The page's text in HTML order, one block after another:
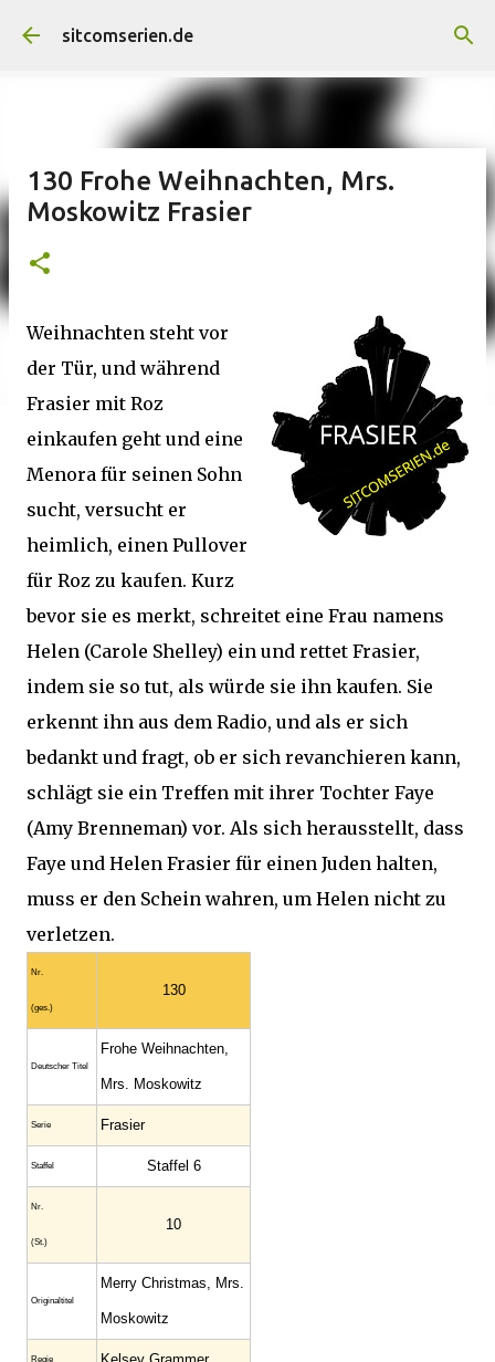
Direkt zum Hauptbereich
sitcomserien.de
130 Frohe Weihnachten, Mrs.
Moskowitz Frasier
Weihnachten steht vor
der Tür, und während
Frasier mit Roz
einkaufen geht und eine
Menora für seinen Sohn
sucht, versucht er
heimlich, einen Pullover
für Roz zu kaufen. Kurz
bevor sie es merkt, schreitet eine Frau namens
Helen (Carole Shelley) ein und rettet Frasier,
indem sie so tut, als würde sie ihn kaufen. Sie
erkennt ihn aus dem Radio, und als er sich
bedankt und fragt, ob er sich revanchieren kann,
schlägt sie ein Treffen mit ihrer Tochter Faye
(Amy Brenneman) vor. Als sich herausstellt, dass
Faye und Helen Frasier für einen Juden halten,
muss er den Schein wahren, um Helen nicht zu
verletzen.
Nr.
(ges.)
130
Deutscher Titel
Frohe Weihnachten,
Mrs. Moskowitz
Serie Frasier
Staffel Staffel 6
Nr.
(St.)
10
Original­titel
Merry Christmas, Mrs.
Moskowitz
Regie